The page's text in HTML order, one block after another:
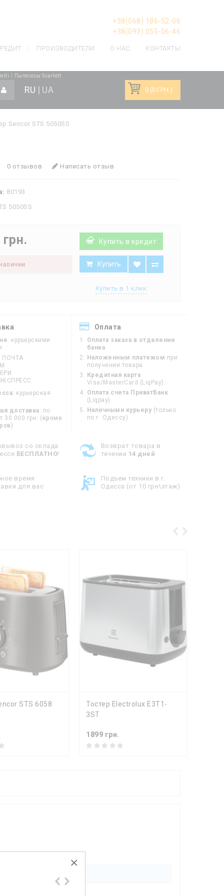
×
+38(068) 186-52-06
+38(093) 055-06-46
ПРОИЗВОДИТЕЛИ О НАС КОНТАКТЫ
Пылесосы Scarlett
RU | UA 0 (0 ГРН.)
Sencor STS 5050SS
0 отзывов Написать отзыв
80193
5050SS
Купить в кредит
Купить
Купить в 1 клик
: курьерскими
ПОЧТА
: курьерская
доставка: по
30 000 грн. ( кроме
)
Оплата
Оплата заказа в отделении
банка
Наложенным платежом при
получении товара
Кредитная карта
Visa/MasterCard (LiqPay)
Оплата счета ПриватБанк
(Liqpay)
Наличными курьеру (только
по г. Одессу)
со склада
БЕСПЛАТНО!
Возврат товара в
течении 14 дней
время
для вас
Подъем техники в г.
Одесса (от 10 грн\этаж)
STS 6058
КУПИТЬ
Тостер Electrolux E3T1-
3ST
1899 грн.